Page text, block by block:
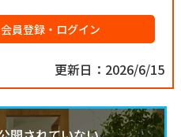
会員登録・ログイン
更新日：2026/6/15